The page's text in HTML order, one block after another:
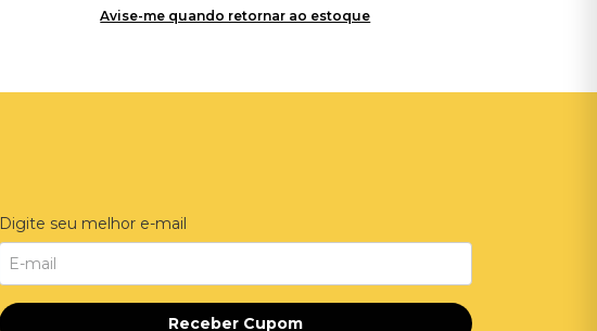
Avise-me quando retornar ao estoque
Digite seu melhor e-mail
Receber Cupom